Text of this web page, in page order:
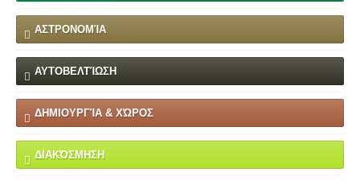
ΑΣΤΡΟΝΟΜΊΑ
ΑΥΤΟΒΕΛΤΊΩΣΗ
ΔΗΜΙΟΥΡΓΊΑ & ΧΏΡΟΣ
ΔΙΑΚΌΣΜΗΣΗ